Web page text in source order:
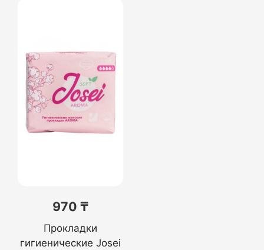
970 ₸
Прокладки
гигиенические Josei